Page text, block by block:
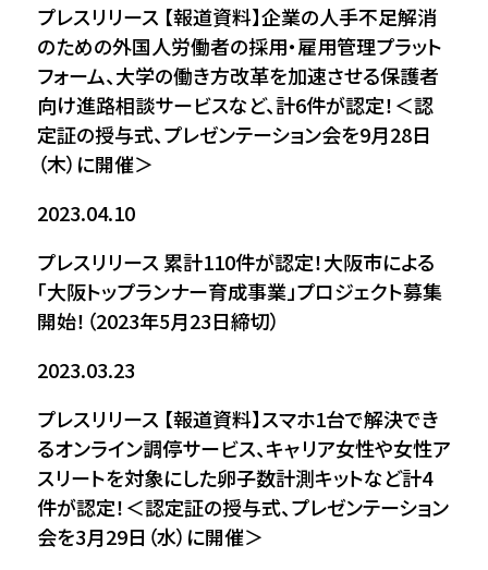
プレスリリース 【報道資料】企業の人手不足解消
のための外国人労働者の採用・雇用管理プラット
フォーム、大学の働き方改革を加速させる保護者
向け進路相談サービスなど、計6件が認定！＜認
定証の授与式、プレゼンテーション会を9月28日
（木）に開催＞
2023.04.10
プレスリリース 累計110件が認定！大阪市による
「大阪トップランナー育成事業」プロジェクト募集
開始！（2023年5月23日締切）
2023.03.23
プレスリリース 【報道資料】スマホ1台で解決でき
るオンライン調停サービス、キャリア女性や女性ア
スリートを対象にした卵子数計測キットなど計4
件が認定！＜認定証の授与式、プレゼンテーション
会を3月29日（水）に開催＞